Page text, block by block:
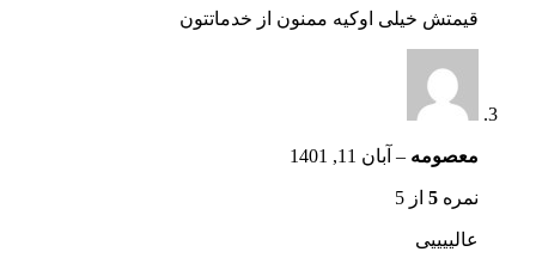
قیمتش خیلی اوکیه ممنون از خدماتتون
معصومه – آبان 11, 1401
نمره 5 از 5
عالییییی